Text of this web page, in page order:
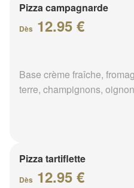
Pizza campagnarde
Dès 12.95 €
Base crème fraîche,
terre, champignons,
Pizza tartiflette
Dès 12.95 €